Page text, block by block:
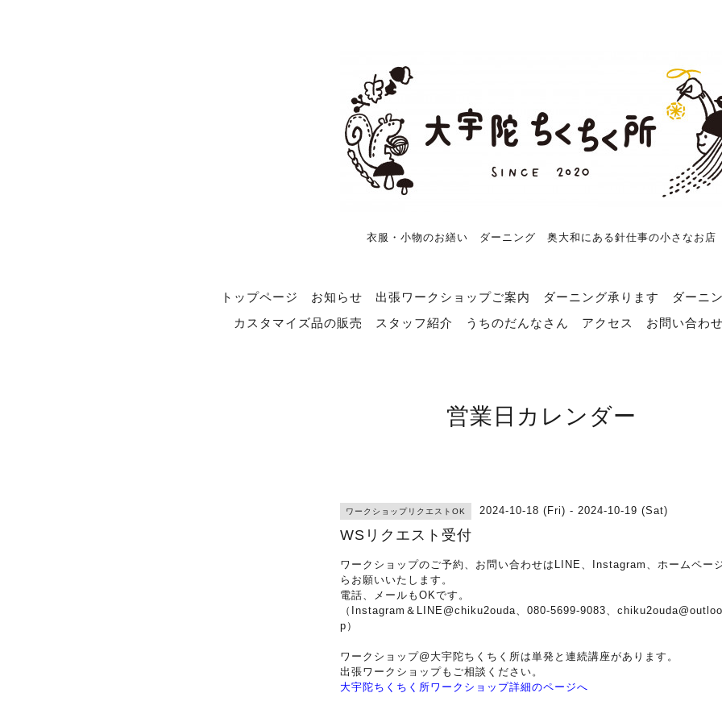
衣服・小物のお繕い ダーニング 奥大和にある針仕事の小さなお店
トップページ お知らせ 出張ワークショップご案内 ダーニング承ります
ダーニ
カスタマイズ品の販売
スタッフ紹介 うちのだんなさん アクセス お問い合わせ
営業日カレンダー
ワークショップリクエストOK 2024-10-18 (Fri) - 2024-10-19 (Sat)
WSリクエスト受付
ワークショップのご予約、お問い合わせはLINE、Instagram、ホームペー
らお願いいたします。
電話、メールもOKです。
（Instagram＆LINE@chiku2ouda、080-5699-9083、
p）
ワークショップ@大宇陀ちくちく所は単発と連続講座があります。
出張ワークショップもご相談ください。
大宇陀ちくちく所ワークショップ詳細のページへ